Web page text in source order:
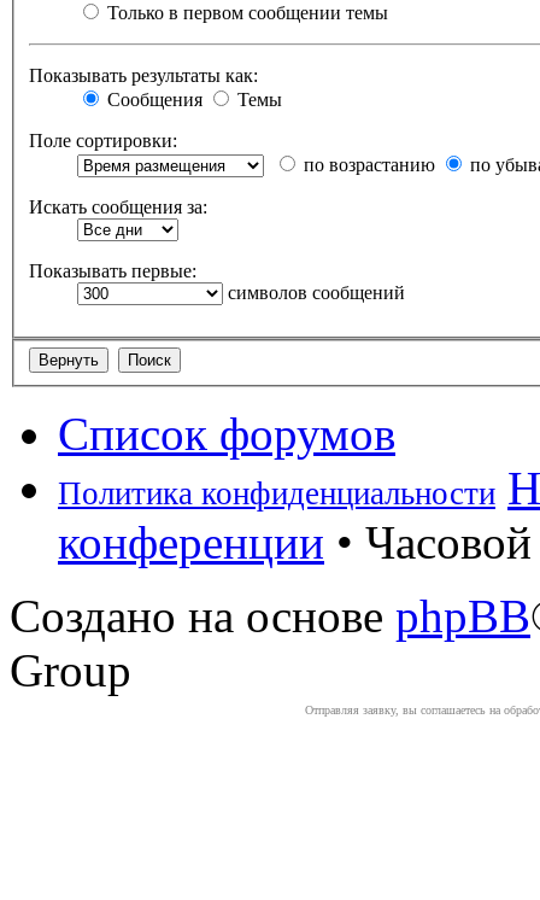
Только в первом сообщении темы
Показывать результаты как:
Сообщения
Темы
Поле сортировки:
по возрастанию
по
Искать сообщения за:
Показывать первые:
символов сообщений
Список форумов
Политика конфиденциальности
конференции •
Создано на основе phpBB
Group
Отправляя заявку, вы соглашаетесь на